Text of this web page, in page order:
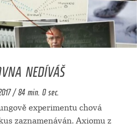
NEDÍVÁŠ
/ 84 min. 0 sec.
experimentu chová
zaznamenáván. Axiomu z